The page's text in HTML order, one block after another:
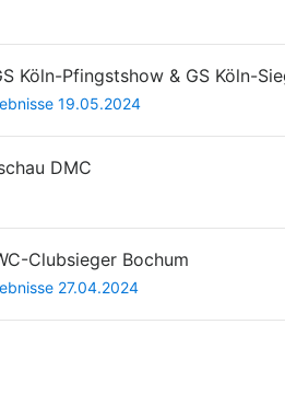
Köln-Pfingstshow & GS Köln-
19.05.2024
DMC
Clubsieger Bochum
27.04.2024